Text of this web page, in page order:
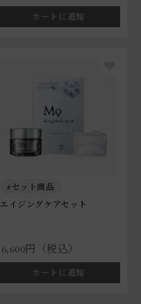
カートに追加
セット商品
エイジングケアセット
6,600円（税込）
カートに追加